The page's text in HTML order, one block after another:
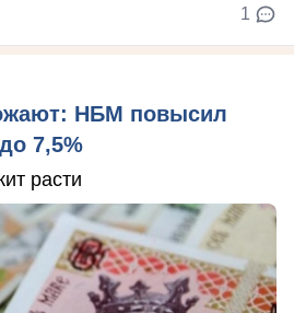
1
НБМ повысил
7,5%
расти